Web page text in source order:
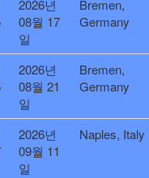
2026년
08월 17
일
Bremen,
Germany
2026년
08월 21
일
Bremen,
Germany
2026년
09월 11
일
Naples, Italy